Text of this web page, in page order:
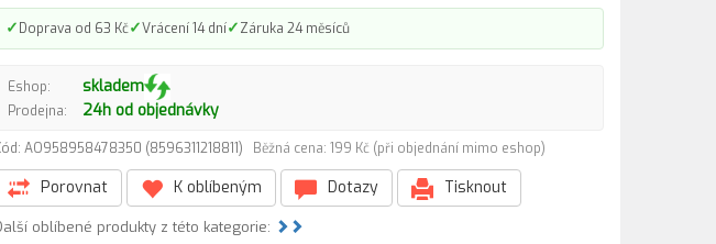
✓Doprava od 63 Kč✓Vrácení 14 dní✓Záruka 24 měsíců
Eshop: skladem
Prodejna: 24h od objednávky
AO958958478350 (8596311218811) Běžná cena: 199 Kč (při objednání mimo eshop)
Porovnat K oblíbeným Dotazy Tisknout
oblíbené produkty z této kategorie: